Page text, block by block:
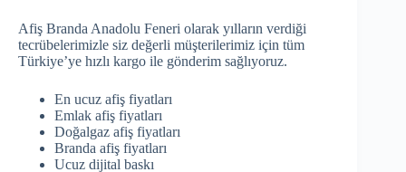
Afiş Branda Anadolu Feneri olarak yılların verdiği
tecrübelerimizle siz değerli müşterilerimiz için tüm
Türkiye’ye hızlı kargo ile gönderim sağlıyoruz.
En ucuz afiş fiyatları
Emlak afiş fiyatları
Doğalgaz afiş fiyatları
Branda afiş fiyatları
Ucuz dijital baskı